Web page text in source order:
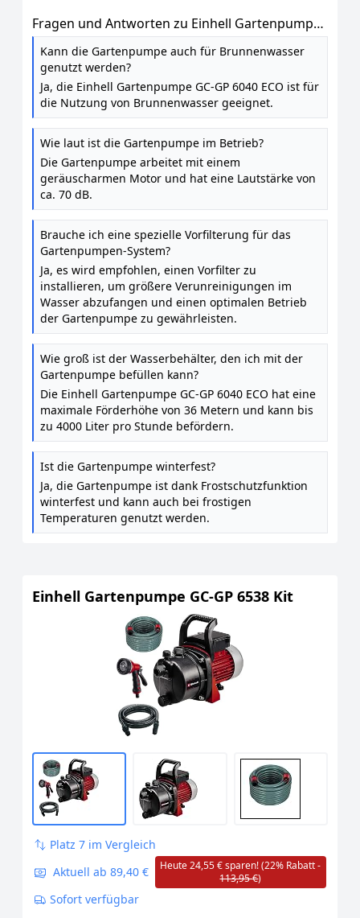
Fragen und Antworten zu Einhell Gartenpumpe
GC-GP 6040
Kann die Gartenpumpe auch für Brunnenwasser
genutzt werden?
Ja, die Einhell Gartenpumpe GC-GP 6040 ECO ist für
die Nutzung von Brunnenwasser geeignet.
Wie laut ist die Gartenpumpe im Betrieb?
Die Gartenpumpe arbeitet mit einem
geräuscharmen Motor und hat eine Lautstärke von
ca. 70 dB.
Brauche ich eine spezielle Vorfilterung für das
Gartenpumpen-System?
Ja, es wird empfohlen, einen Vorfilter zu
installieren, um größere Verunreinigungen im
Wasser abzufangen und einen optimalen Betrieb
der Gartenpumpe zu gewährleisten.
Wie groß ist der Wasserbehälter, den ich mit der
Gartenpumpe befüllen kann?
Die Einhell Gartenpumpe GC-GP 6040 ECO hat eine
maximale Förderhöhe von 36 Metern und kann bis
zu 4000 Liter pro Stunde befördern.
Ist die Gartenpumpe winterfest?
Ja, die Gartenpumpe ist dank Frostschutzfunktion
winterfest und kann auch bei frostigen
Temperaturen genutzt werden.
Einhell Gartenpumpe GC-GP 6538 Kit
Platz 7 im Vergleich
Aktuell ab 89,40 €
Heute 24,55 € sparen! (22% Rabatt -
113,95 €)
Sofort verfügbar